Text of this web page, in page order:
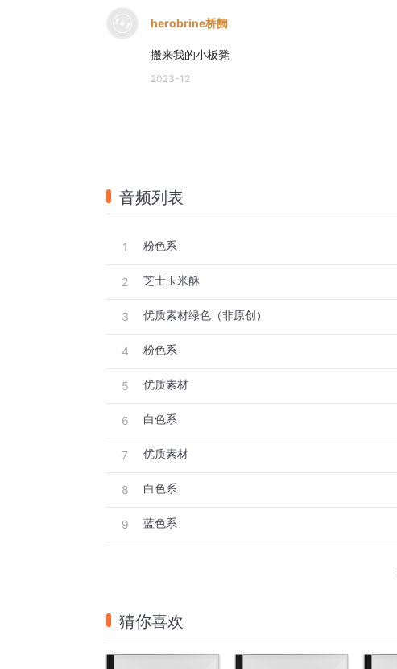
herobrine桥阙
搬来我的小板凳
2023-12
音频列表
1 粉色系
2 芝士玉米酥
3 优质素材绿色（非原创）
4 粉色系
5 优质素材
6 白色系
7 优质素材
8 白色系
9 蓝色系
猜你喜欢